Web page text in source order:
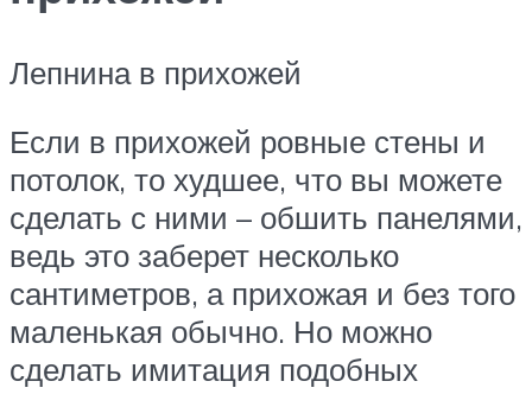
Лепнина в прихожей
Если в прихожей ровные стены и
потолок, то худшее, что вы можете
сделать с ними – обшить панелями,
ведь это заберет несколько
сантиметров, а прихожая и без того
маленькая обычно. Но можно
сделать имитация подобных